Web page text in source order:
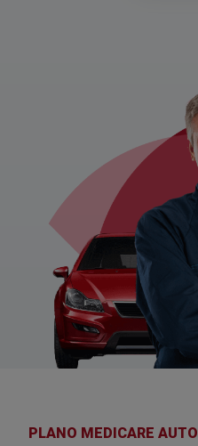
PLANO MEDICARE AUTO